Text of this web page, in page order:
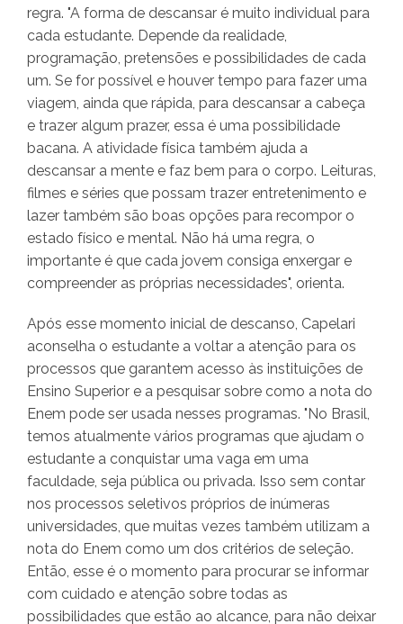
regra. "A forma de descansar é muito individual para
cada estudante. Depende da realidade,
programação, pretensões e possibilidades de cada
um. Se for possível e houver tempo para fazer uma
viagem, ainda que rápida, para descansar a cabeça
e trazer algum prazer, essa é uma possibilidade
bacana. A atividade física também ajuda a
descansar a mente e faz bem para o corpo. Leituras,
filmes e séries que possam trazer entretenimento e
lazer também são boas opções para recompor o
estado físico e mental. Não há uma regra, o
importante é que cada jovem consiga enxergar e
compreender as próprias necessidades", orienta.
Após esse momento inicial de descanso, Capelari
aconselha o estudante a voltar a atenção para os
processos que garantem acesso às instituições de
Ensino Superior e a pesquisar sobre como a nota do
Enem pode ser usada nesses programas. "No Brasil,
temos atualmente vários programas que ajudam o
estudante a conquistar uma vaga em uma
faculdade, seja pública ou privada. Isso sem contar
nos processos seletivos próprios de inúmeras
universidades, que muitas vezes também utilizam a
nota do Enem como um dos critérios de seleção.
Então, esse é o momento para procurar se informar
com cuidado e atenção sobre todas as
possibilidades que estão ao alcance, para não deixar